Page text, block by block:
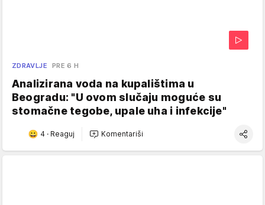
ZDRAVLJE PRE 6 H
Analizirana voda na kupalištima u
Beogradu: "U ovom slučaju moguće su
stomačne tegobe, upale uha i infekcije"
4 · Reaguj Komentariši